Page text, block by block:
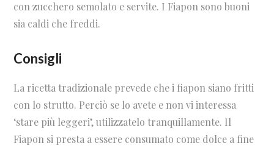
con zucchero semolato e servite. I Fiapon sono buoni
sia caldi che freddi.
Consigli
La ricetta tradizionale prevede che i fiapon siano fritti
con lo strutto. Perciò se lo avete e non vi interessa
‘stare più leggeri’, utilizzatelo tranquillamente. Il
Fiapon si presta a essere consumato come dolce a fine